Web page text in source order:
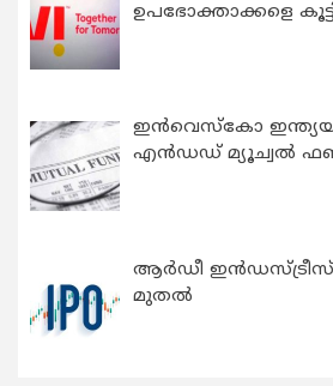
ഉപഭോക്താക്കളെ
ഇന്‍വെസ്കോ
എന്‍ഡഡ് മ്യൂച്വല്‍
ആർഡീ ഇൻഡസ്ട്രീസ്
മുതൽ